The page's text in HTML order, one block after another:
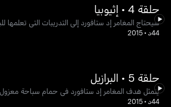
حلقة 4 • إثيوبيا
سيحتاج المغامر إد ستافورد إلى التدريبات التي
44د •
2015
حلقة 5 • البرازيل
يتمثل هدف المغامر إد ستافورد في حمام سباحة
44د •
2015